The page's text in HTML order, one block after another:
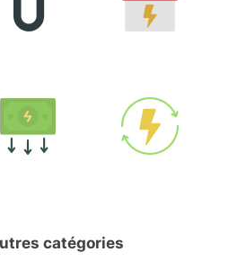
catégories